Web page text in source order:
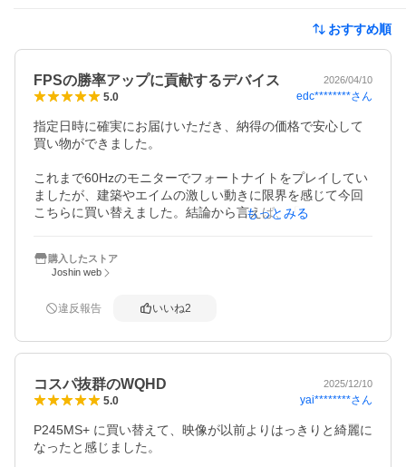
おすすめ順
FPSの勝率アップに貢献するデバイス 2026/04/10
5.0 edc********さん
指定日時に確実にお届けいただき、納得の価格で安心して
買い物ができました。
これまで60Hzのモニターでフォートナイトをプレイしてい
ましたが、建築やエイムの激しい動きに限界を感じて今回
こちらに買い替えました。結論から言えば、「もっと早く
320HzとFast IPSの恩恵は大きいようで、60Hzでは残像で
ブレていた敵の動きが、ヌルヌルと滑らかに視認できま
て、自分の操作がダイレクトに画面に反映される感覚があ
面が非常に高精細です。遠くの敵も見つけやすく、HDR10
00のおかげで色彩も鮮やかなので、クリエイティブモード
競技性を求めるフォトナ初めFPS勢にとって、このスペッ
もっとみる
購入したストア
Joshin web
違反報告 いいね2
コスパ抜群のWQHD 2025/12/10
5.0 yai********さん
P245MS+ に買い替えて、映像が以前よりはっきりと綺麗に
なったと感じました。